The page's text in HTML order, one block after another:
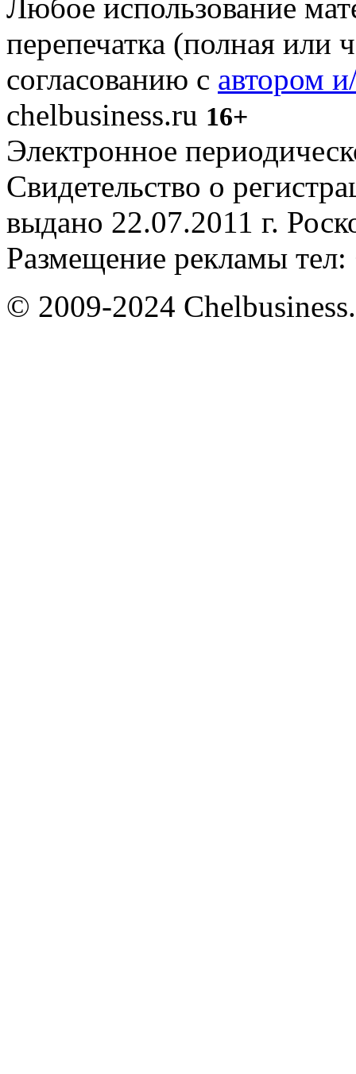
Любое использование
перепечатка (полная или
согласованию с автором
chelbusiness.ru 16+
Электронное
Свидетельство о
выдано 22.07.2011 г.
Размещение рекламы
© 2009-2024